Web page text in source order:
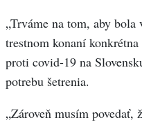
„Trváme na tom, aby
trestnom konaní
proti covid-19 na
potrebu šetrenia.
„Zároveň musím povedať,